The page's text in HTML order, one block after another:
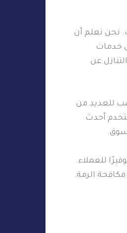
نحن نعلم أن
خدمات
عن
للعديد من
أحدث
للعملاء.
الرمة.